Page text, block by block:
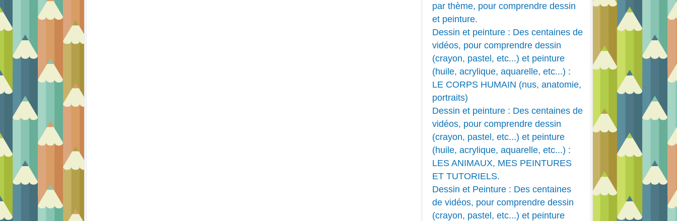
par thème, pour comprendre dessin
et peinture.
Dessin et peinture : Des centaines de
vidéos, pour comprendre dessin
(crayon, pastel, etc...) et peinture
(huile, acrylique, aquarelle, etc...) :
LE CORPS HUMAIN (nus, anatomie,
portraits)
Dessin et peinture : Des centaines de
vidéos, pour comprendre dessin
(crayon, pastel, etc...) et peinture
(huile, acrylique, aquarelle, etc...) :
LES ANIMAUX, MES PEINTURES
ET TUTORIELS.
Dessin et Peinture : Des centaines
de vidéos, pour comprendre dessin
(crayon, pastel, etc...) et peinture